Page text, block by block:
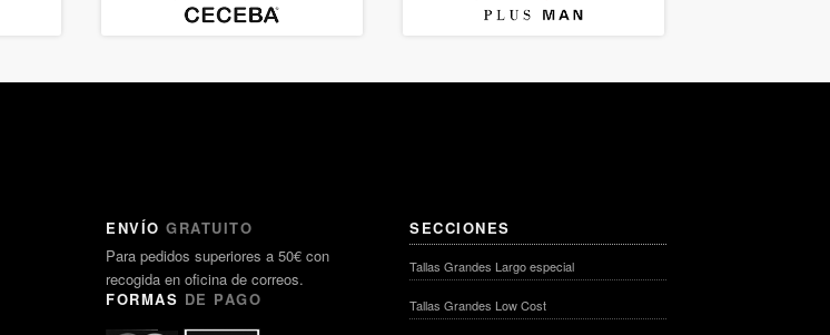
ENVÍO GRATUITO
Para pedidos superiores a 50€ con
recogida en oficina de correos.
FORMAS DE PAGO
SECCIONES
Tallas Grandes Largo especial
Tallas Grandes Low Cost